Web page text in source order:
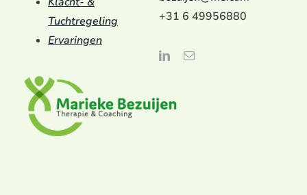
Tuchtregeling
Ervaringen
+31 6 49956880